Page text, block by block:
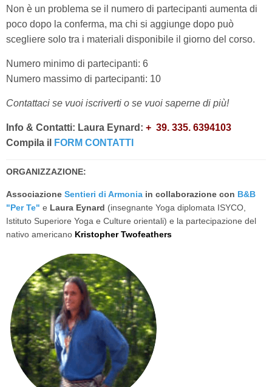
Non è un problema se il numero di partecipanti aumenta di
poco dopo la conferma, ma chi si aggiunge dopo può
scegliere solo tra i materiali disponibile il giorno del corso.
Numero minimo di partecipanti: 6
Numero massimo di partecipanti: 10
Contattaci se vuoi iscriverti o se vuoi saperne di più!
Info & Contatti: Laura Eynard: + 39. 335. 6394103
Compila il
FORM CONTATTI
ORGANIZZAZIONE:
Associazione Sentieri di Armonia in collaborazione con B&B
"Per Te" e Laura Eynard (insegnante Yoga diplomata ISYCO,
Istituto Superiore Yoga e Culture orientali) e la partecipazione del
nativo americano Kristopher Twofeathers